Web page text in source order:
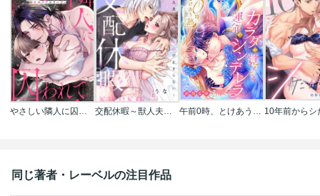
同じ著者・レーベルの注目作品